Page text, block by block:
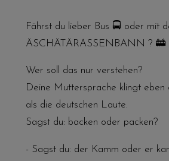
Fährst du lieber Bus 🚍 oder mit
ÄSCHÄTÄRASSENBANN ? 🚋
Wer soll das nur verstehen?
Deine Muttersprache klingt eben
als die deutschen Laute.
Sagst du: backen oder packen?
- Sagst du: der Kamm oder er